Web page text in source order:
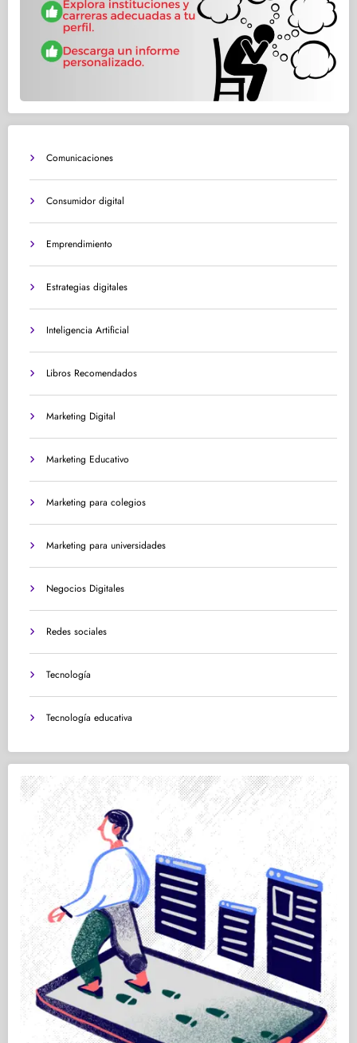
Comunicaciones
Consumidor digital
Emprendimiento
Estrategias digitales
Inteligencia Artificial
Libros Recomendados
Marketing Digital
Marketing Educativo
Marketing para colegios
Marketing para universidades
Negocios Digitales
Redes sociales
Tecnología
Tecnología educativa